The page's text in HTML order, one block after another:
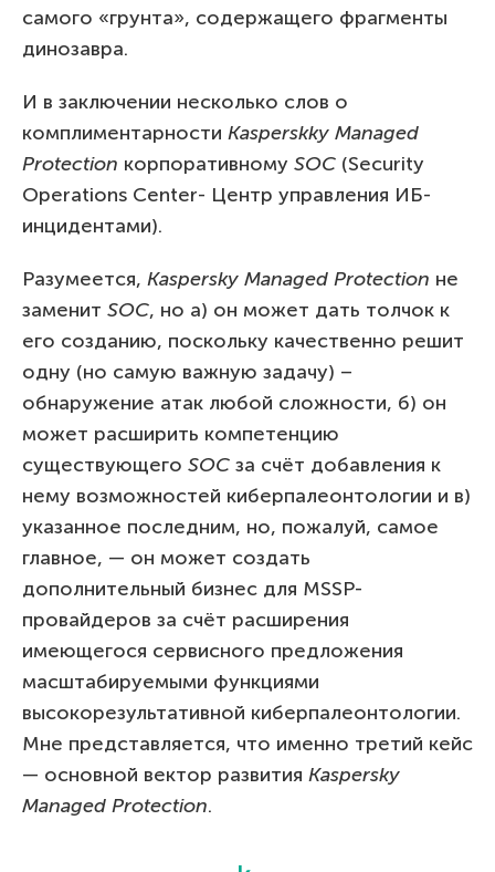
самого «грунта», содержащего фрагменты
динозавра.
И в заключении несколько слов о
комплиментарности Kasperskky Managed
Protection корпоративному SOC (Security
Operations Center- Центр управления ИБ-
инцидентами).
Разумеется, Kaspersky Managed Protection не
заменит SOC, но а) он может дать толчок к
его созданию, поскольку качественно решит
одну (но самую важную задачу) –
обнаружение атак любой сложности, б) он
может расширить компетенцию
существующего SOC за счёт добавления к
нему возможностей киберпалеонтологии и в)
указанное последним, но, пожалуй, самое
главное, — он может создать
дополнительный бизнес для MSSP-
провайдеров за счёт расширения
имеющегося сервисного предложения
масштабируемыми функциями
высокорезультативной киберпалеонтологии.
Мне представляется, что именно третий кейс
— основной вектор развития Kaspersky
Managed Protection.